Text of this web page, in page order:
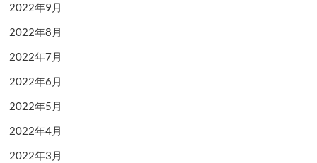
2022年9月
2022年8月
2022年7月
2022年6月
2022年5月
2022年4月
2022年3月